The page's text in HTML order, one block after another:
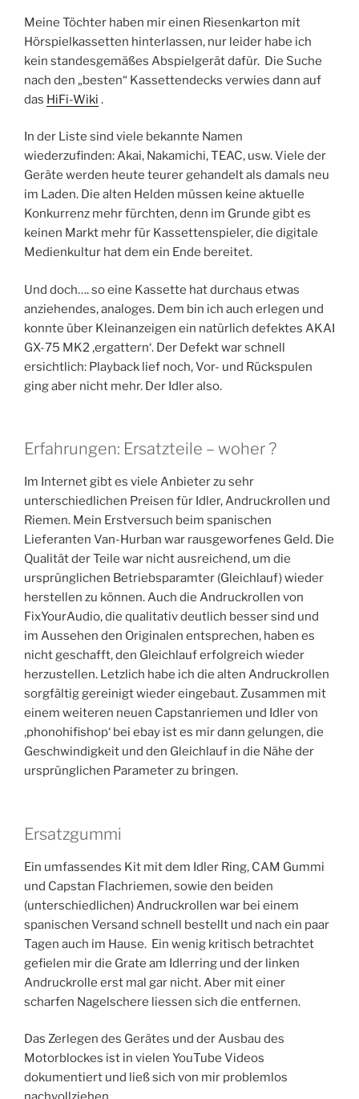
Meine Töchter haben mir einen Riesenkarton mit
Hörspielkassetten hinterlassen, nur leider habe ich
kein standesgemäßes Abspielgerät dafür. Die Suche
nach den „besten“ Kassettendecks verwies dann auf
das HiFi-Wiki .
In der Liste sind viele bekannte Namen
wiederzufinden: Akai, Nakamichi, TEAC, usw. Viele der
Geräte werden heute teurer gehandelt als damals neu
im Laden. Die alten Helden müssen keine aktuelle
Konkurrenz mehr fürchten, denn im Grunde gibt es
keinen Markt mehr für Kassettenspieler, die digitale
Medienkultur hat dem ein Ende bereitet.
Und doch…. so eine Kassette hat durchaus etwas
anziehendes, analoges. Dem bin ich auch erlegen und
konnte über Kleinanzeigen ein natürlich defektes AKAI
GX-75 MK2 ‚ergattern‘. Der Defekt war schnell
ersichtlich: Playback lief noch, Vor- und Rückspulen
ging aber nicht mehr. Der Idler also.
Erfahrungen: Ersatzteile – woher ?
Im Internet gibt es viele Anbieter zu sehr
unterschiedlichen Preisen für Idler, Andruckrollen und
Riemen. Mein Erstversuch beim spanischen
Lieferanten Van-Hurban war rausgeworfenes Geld. Die
Qualität der Teile war nicht ausreichend, um die
ursprünglichen Betriebsparamter (Gleichlauf) wieder
herstellen zu können. Auch die Andruckrollen von
FixYourAudio, die qualitativ deutlich besser sind und
im Aussehen den Originalen entsprechen, haben es
nicht geschafft, den Gleichlauf erfolgreich wieder
herzustellen. Letzlich habe ich die alten Andruckrollen
sorgfältig gereinigt wieder eingebaut. Zusammen mit
einem weiteren neuen Capstanriemen und Idler von
‚phonohifishop‘ bei ebay ist es mir dann gelungen, die
Geschwindigkeit und den Gleichlauf in die Nähe der
ursprünglichen Parameter zu bringen.
Ersatzgummi
Ein umfassendes Kit mit dem Idler Ring, CAM Gummi
und Capstan Flachriemen, sowie den beiden
(unterschiedlichen) Andruckrollen war bei einem
spanischen Versand schnell bestellt und nach ein paar
Tagen auch im Hause. Ein wenig kritisch betrachtet
gefielen mir die Grate am Idlerring und der linken
Andruckrolle erst mal gar nicht. Aber mit einer
scharfen Nagelschere liessen sich die entfernen.
Das Zerlegen des Gerätes und der Ausbau des
Motorblockes ist in vielen YouTube Videos
dokumentiert und ließ sich von mir problemlos